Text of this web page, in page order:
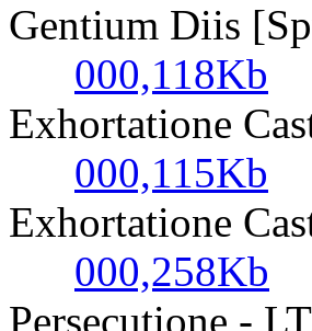
Gentium Diis
000,118Kb
Exhortatione
000,115Kb
Exhortatione
000,258Kb
Persecutione -